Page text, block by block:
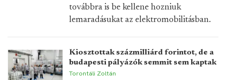
továbbra is be kellene hozniuk
lemaradásukat az elektromobilitásban.
Kiosztottak százmilliárd forintot, de a
budapesti pályázók semmit sem kaptak
Torontáli Zoltán